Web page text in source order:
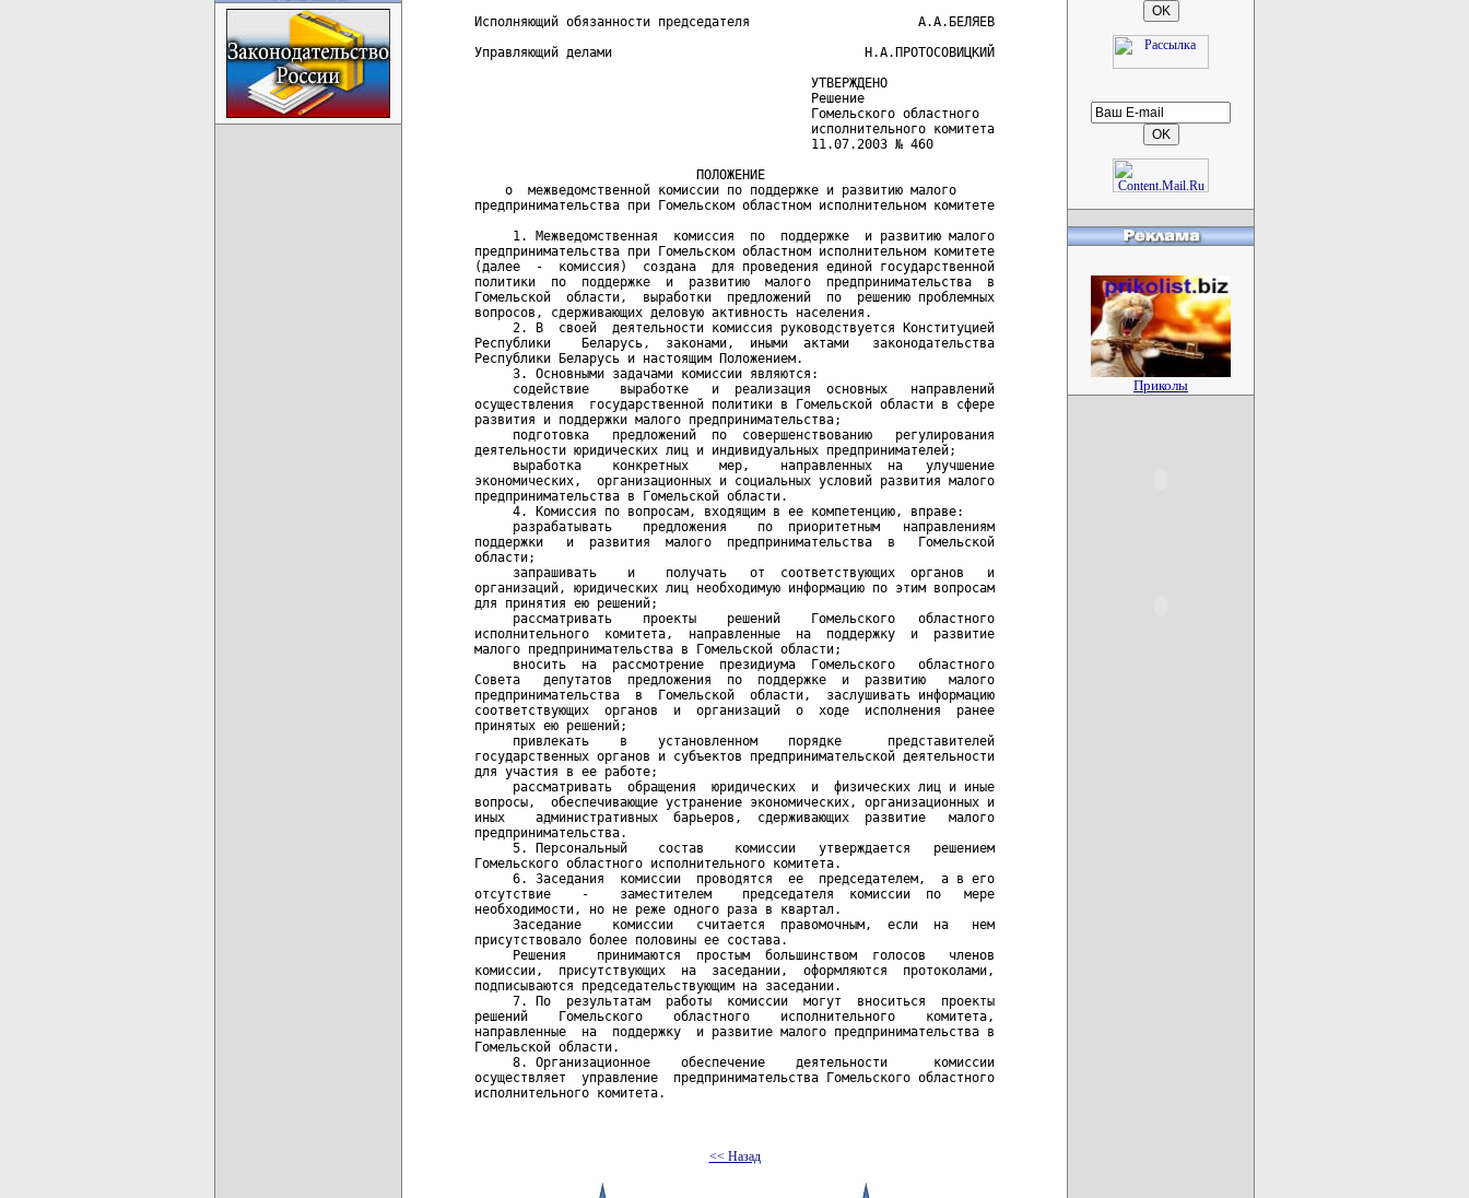
Исполняющий обязанности председателя                      А.А.БЕЛЯЕВ
Управляющий делами                                 Н.А.ПРОТОСОВИЦКИЙ
                                            УТВЕРЖДЕНО
                                            Решение
                                            Гомельского областного
                                            исполнительного комитета
                                            11.07.2003 № 460
                             ПОЛОЖЕНИЕ
    о  межведомственной комиссии по поддержке и развитию малого
предпринимательства при Гомельском областном исполнительном комитете
     1. Межведомственная  комиссия  по  поддержке  и развитию малого
предпринимательства при Гомельском областном исполнительном комитете
(далее  -  комиссия)  создана  для проведения единой государственной
политики  по  поддержке  и  развитию  малого  предпринимательства  в
Гомельской  области,  выработки  предложений  по  решению проблемных
вопросов, сдерживающих деловую активность населения.
     2. В  своей  деятельности комиссия руководствуется Конституцией
Республики    Беларусь,  законами,  иными  актами   законодательства
Республики Беларусь и настоящим Положением.
     3. Основными задачами комиссии являются:
     содействие    выработке   и  реализация  основных   направлений
осуществления  государственной политики в Гомельской области в сфере
развития и поддержки малого предпринимательства;
     подготовка   предложений  по  совершенствованию   регулирования
деятельности юридических лиц и индивидуальных предпринимателей;
     выработка    конкретных    мер,    направленных  на   улучшение
экономических,  организационных и социальных условий развития малого
предпринимательства в Гомельской области.
     4. Комиссия по вопросам, входящим в ее компетенцию, вправе:
     разрабатывать    предложения    по  приоритетным   направлениям
поддержки   и  развития  малого  предпринимательства  в   Гомельской
области;
     запрашивать    и    получать   от  соответствующих  органов   и
организаций, юридических лиц необходимую информацию по этим вопросам
для принятия ею решений;
     рассматривать    проекты    решений    Гомельского   областного
исполнительного  комитета,  направленные  на  поддержку  и  развитие
малого предпринимательства в Гомельской области;
     вносить  на  рассмотрение  президиума  Гомельского   областного
Совета   депутатов  предложения  по  поддержке  и  развитию   малого
предпринимательства  в  Гомельской  области,  заслушивать информацию
соответствующих  органов  и  организаций  о  ходе  исполнения  ранее
принятых ею решений;
     привлекать    в    установленном    порядке      представителей
государственных органов и субъектов предпринимательской деятельности
для участия в ее работе;
     рассматривать  обращения  юридических  и  физических лиц и иные
вопросы,  обеспечивающие устранение экономических, организационных и
иных    административных  барьеров,  сдерживающих  развитие   малого
предпринимательства.
     5. Персональный    состав    комиссии   утверждается   решением
Гомельского областного исполнительного комитета.
     6. Заседания  комиссии  проводятся  ее  председателем,  а в его
отсутствие    -    заместителем    председателя  комиссии  по   мере
необходимости, но не реже одного раза в квартал.
     Заседание    комиссии   считается  правомочным,  если  на   нем
присутствовало более половины ее состава.
     Решения    принимаются  простым  большинством  голосов   членов
комиссии,  присутствующих  на  заседании,  оформляются  протоколами,
подписываются председательствующим на заседании.
     7. По  результатам  работы  комиссии  могут  вноситься  проекты
решений    Гомельского    областного    исполнительного    комитета,
направленные  на  поддержку  и развитие малого предпринимательства в
Гомельской области.
     8. Организационное    обеспечение    деятельности      комиссии
осуществляет  управление  предпринимательства Гомельского областного
исполнительного комитета.
<< Назад
Приколы